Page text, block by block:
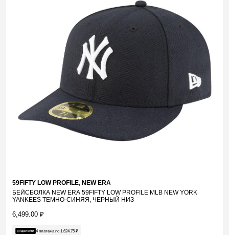
59FIFTY LOW PROFILE, NEW ERA
БЕЙСБОЛКА NEW ERA 59FIFTY LOW PROFILE MLB NEW YORK
YANKEES ТЕМНО-СИНЯЯ, ЧЕРНЫЙ НИЗ
6,499.00 ₽
4 платежа по 1,624.75 ₽